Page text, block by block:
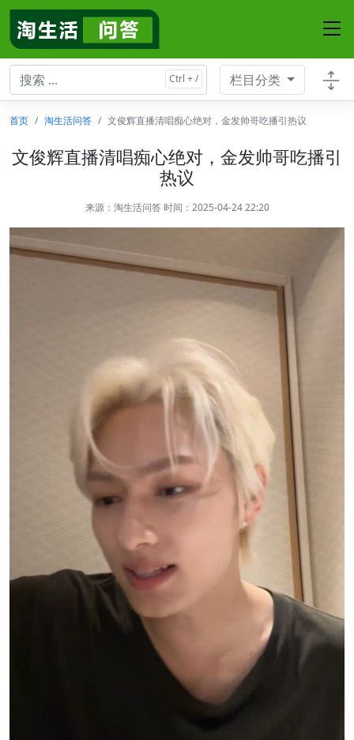
栏目分类
首页 淘生活问答 文俊辉直播清唱痴心绝对，金发帅哥吃播引热议
文俊辉直播清唱痴心绝对，金发帅哥吃播引
热议
来源： 淘生活问答 时间：2025-04-24 22:20